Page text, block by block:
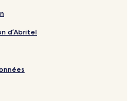
d’Abritel